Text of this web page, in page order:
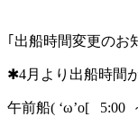
｢出船時間変更のお
✱4月より出船時間
午前船( ‘ω’o[ 5:00